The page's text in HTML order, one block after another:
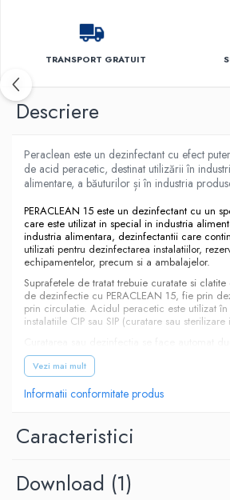
TRANSPORT GRATUIT
Descriere
Peraclean este un dezinfectant cu efect
de acid peracetic, destinat utilizării în
alimentare, a băuturilor și în industria
PERACLEAN 15 este un dezinfectant cu un
care este utilizat in special in industria
industria alimentara, dezinfectantii care
utilizati pentru dezinfectarea instalatiilor,
echipamentelor, precum si a ambalajelor.
Suprafetele de tratat trebuie curatate si
de dezinfectie cu PERACLEAN 15, fie prin
prin circulatie. Acidul peracetic este utilizat
instalatiile CIP sau SIP (curatare sau sterilizare
Agentii de curatare si dezinfectantii sunt
dedicate. Controlul dozei se realizeaza prin
continutului de acid peracetic. Dupa
suprafetele tratate trebuie clatite cu apa
Utilizati benzi de testare speciale pentru
acidului peracetic. PERACLEAN 15 se
Produsul înlocuiește Divosan Forte.
Vezi mai mult
Informatii conformitate produs
Caracteristici
Download (1)